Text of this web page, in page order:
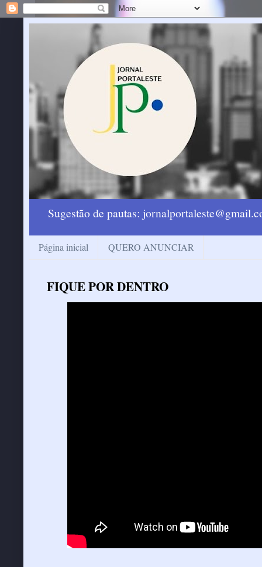
Sugestão de pautas:
Página inicial QUERO ANUNCIAR
FIQUE POR DENTRO